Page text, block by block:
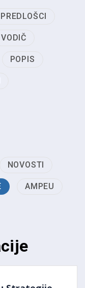
VODIČ
POPIS
NOVOSTI
AMPEU